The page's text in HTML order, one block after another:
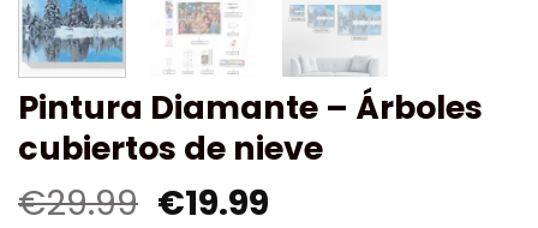
Pintura Diamante – Árboles
cubiertos de nieve
€29.99 €19.99